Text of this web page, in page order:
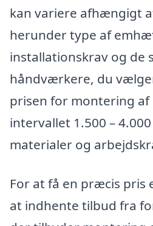
kan variere afhængigt
herunder type af
installationskrav og de
håndværkere, du
prisen for montering
intervallet 1.500 –
materialer og
For at få en præcis pris
at indhente tilbud fra